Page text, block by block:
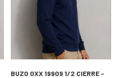
BUZO OXX 19909 1/2 CIERRE -